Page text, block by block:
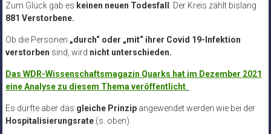
Zum Glück gab es keinen neuen Todesfall
Der Kreis zählt bislang
881 Verstorbene.
Ob die Personen „durch“ oder „mit“ ihrer Covid 19-Infektion
verstorben sind, wird nicht unterschieden.
Das WDR-Wissenschaftsmagazin Quarks hat im Dezember 2021
eine Analyse zu diesem Thema veröffentlicht.
Es dürfte aber das gleiche Prinzipangewendet werden wie bei der
Hospitalisierungsrate(s. oben).